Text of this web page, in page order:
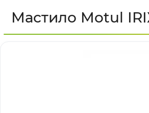
Мастило Motul